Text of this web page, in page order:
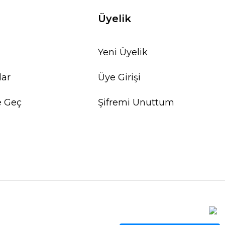
Geç
Üyelik
Yeni Üyelik
Üye Girişi
Şifremi Unuttum